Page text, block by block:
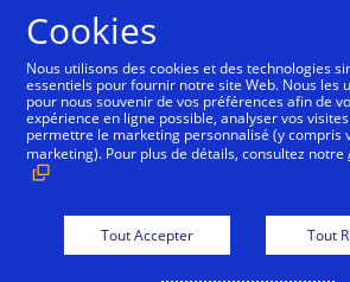
Politique de
la corruption de
1.0 Finalité
Cookies
Nous utilisons des cookies et des technologies
essentiels pour fournir notre site Web. Nous les
pour nous souvenir de vos préférences afin de
expérience en ligne possible, analyser vos
permettre le marketing personnalisé (y compris
marketing). Pour plus de détails, consultez notre
Tout Accepter Tout